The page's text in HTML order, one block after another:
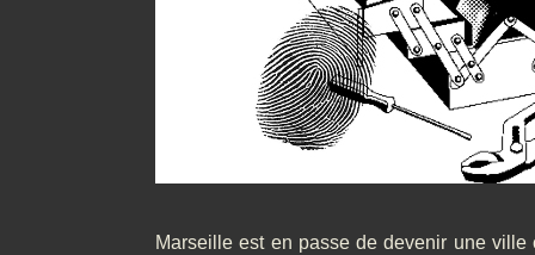
Marseille est en passe de devenir une ville